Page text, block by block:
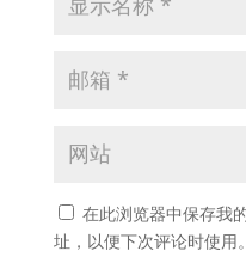
在此浏览器中保存我
址，以便下次评论时使用。